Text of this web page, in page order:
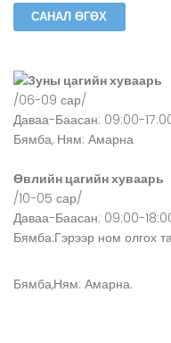
Зуны цагийн хуваарь
/06-09 сар/
Даваа-Баасан: 09:00-
Бямба, Ням: Амарна
Өвлийн цагийн хуваарь
/10-05 сар/
Даваа-Баасан: 09:00-
Бямба:Гэрээр ном олгох
Бямба,Ням: Амарна.